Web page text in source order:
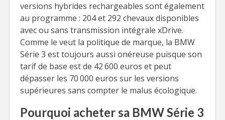
versions hybrides rechargeables sont également
au programme : 204 et 292 chevaux disponibles
avec ou sans transmission intégrale xDrive.
Comme le veut la politique de marque, la BMW
Série 3 est toujours aussi onéreuse puisque son
tarif de base est de 42 600 euros et peut
dépasser les 70 000 euros sur les versions
supérieures sans compter le malus écologique.
Pourquoi acheter sa BMW Série 3